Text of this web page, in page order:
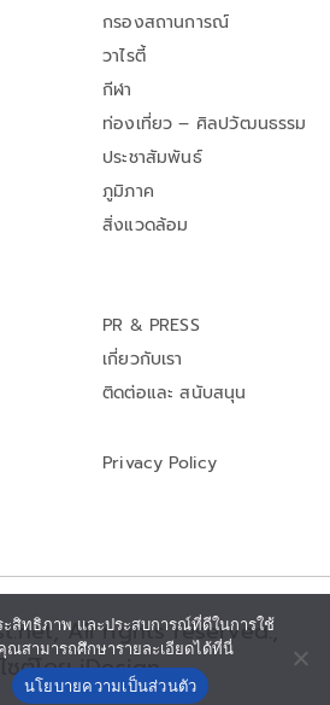
กรองสถานการณ์
วาไรตี้
กีฬา
ท่องเที่ยว – ศิลปวัฒนธรรม
ประชาสัมพันธ์
ภูมิภาค
สิ่งแวดล้อม
PR & PRESS
เกี่ยวกับเรา
ติดต่อและ สนับสนุน
Privacy Policy
All rights reserved.,
ซต์โดย iDesign
ะสิทธิภาพ และประสบการณ์ที่ดีในการใช้
ณสามารถศึกษารายละเอียดได้ที่นี่
นโยบายความเป็นส่วนตัว